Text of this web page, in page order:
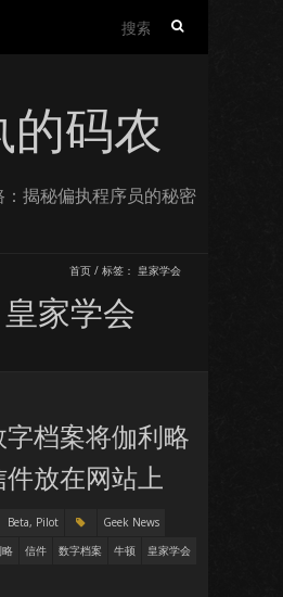
的码农
揭秘偏执程序员的秘密
首页 / 标签： 皇家学会
皇家学会
档案将伽利略
放在网站上
Beta, Pilot
Geek News
信件 数字档案 牛顿
皇家学会